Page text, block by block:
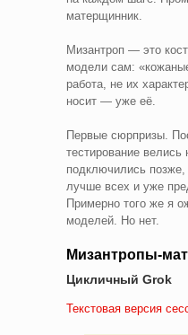
матерщинник.
Мизантроп — это
модели сам:
работа, не их
носит — уже её.
Первые сюрпризы.
тестирование
подключились
лучше всех и уже
Примерно того же я
моделей. Но нет.
Мизантропы-
Цикличный Grok
Текстовая версия